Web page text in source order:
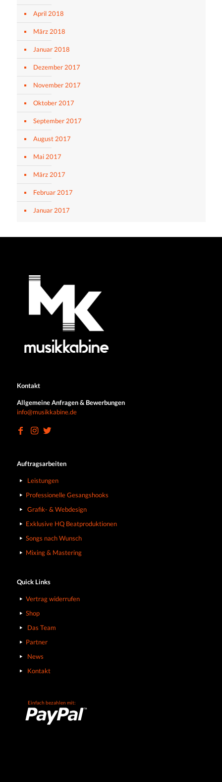
April 2018
März 2018
Januar 2018
Dezember 2017
November 2017
Oktober 2017
September 2017
August 2017
Mai 2017
März 2017
Februar 2017
Januar 2017
Kontakt
Allgemeine Anfragen & Bewerbungen
info@musikkabine.de
Auftragsarbeiten
Leistungen
Professionelle Gesangshooks
Grafik- & Webdesign
Exklusive HQ Beatproduktionen
Songs nach Wunsch
Mixing & Mastering
Quick Links
Vertrag widerrufen
Shop
Das Team
Partner
News
Kontakt
Einfach bezahlen mit: